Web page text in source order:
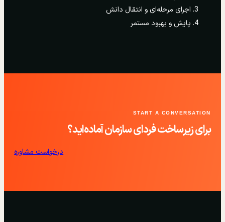
اجرای مرحله‌ای و انتقال دانش
پایش و بهبود مستمر
START A CONVERSATION
برای زیرساخت فردای سازمان آماده‌اید؟
درخواست مشاوره